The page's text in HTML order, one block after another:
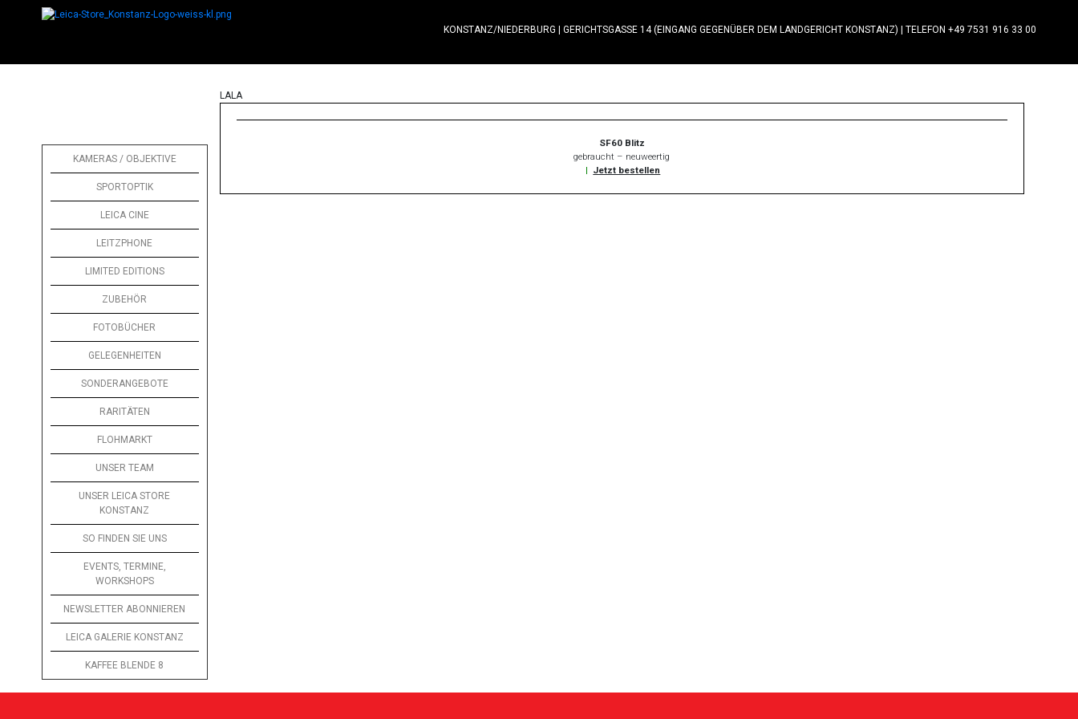
KONSTANZ/NIEDERBURG GERICHTSGASSE 14 (EINGANG GEGENÜBER DEM LANDGERICHT KONSTANZ) TELEFON +49 7531 916 33 00
KAMERAS / OBJEKTIVE
SPORTOPTIK
LEICA CINE
LEITZPHONE
LIMITED EDITIONS
ZUBEHÖR
FOTOBÜCHER
GELEGENHEITEN
SONDERANGEBOTE
RARITÄTEN
FLOHMARKT
UNSER TEAM
UNSER LEICA STORE
KONSTANZ
SO FINDEN SIE UNS
EVENTS, TERMINE,
WORKSHOPS
NEWSLETTER ABONNIEREN
LEICA GALERIE KONSTANZ
KAFFEE BLENDE 8
LALA
SF60 Blitz
gebraucht – neuweertig
| Jetzt bestellen